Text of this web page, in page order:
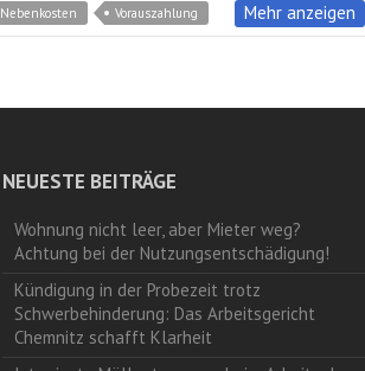
Nebenkosten Vorauszahlung Mehr anzeigen
NEUESTE BEITRÄGE
Wohnung nicht leer, aber Mieter weg?
Achtung bei der Nutzungsentschädigung!
Kündigung in der Probezeit trotz
Schwerbehinderung: Das Arbeitsgericht
Chemnitz schafft Klarheit